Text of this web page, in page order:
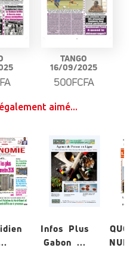
TANGO
16/09/2025
500FCFA
aimé...
Infos Plus
Gabon ...